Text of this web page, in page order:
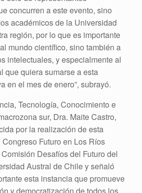
concurren a este evento, sino
académicos de la Universidad
región, por lo que es importante
mundo científico, sino también a
intelectuales, y especialmente al
que quiera sumarse a esta
en el mes de enero”, subrayó.
Tecnología, Conocimiento e
sur, Dra. Maite Castro,
por la realización de esta
Futuro en Los Ríos
Desafíos del Futuro del
Austral de Chile y señaló
esta instancia que promueve